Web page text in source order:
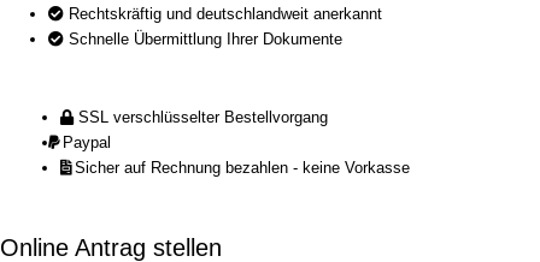
Rechtskräftig und deutschlandweit anerkannt
Schnelle Übermittlung Ihrer Dokumente
SSL verschlüsselter Bestellvorgang
Paypal
Sicher auf Rechnung bezahlen - keine Vorkasse
Online Antrag stellen